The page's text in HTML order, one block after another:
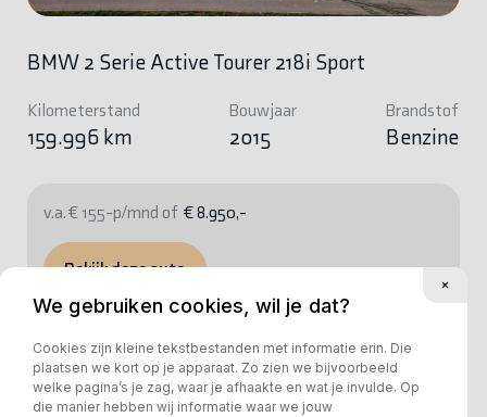
BMW 2 Serie Active Tourer 218i Sport
Kilometerstand
159.996 km
Bouwjaar
2015
Brandstof
Benzine
v.a. € 155-p/mnd of € 8.950,-
Bekijk deze auto
We gebruiken cookies, wil je dat?
Cookies zijn kleine tekstbestanden met informatie erin. Die
plaatsen we kort op je apparaat. Zo zien we bijvoorbeeld
welke pagina’s je zag, waar je afhaakte en wat je invulde. Op
die manier hebben wij informatie waar we jouw